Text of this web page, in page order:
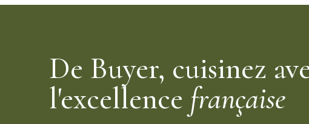
Origine :France
De Buyer, cuisinez
l'excellence française